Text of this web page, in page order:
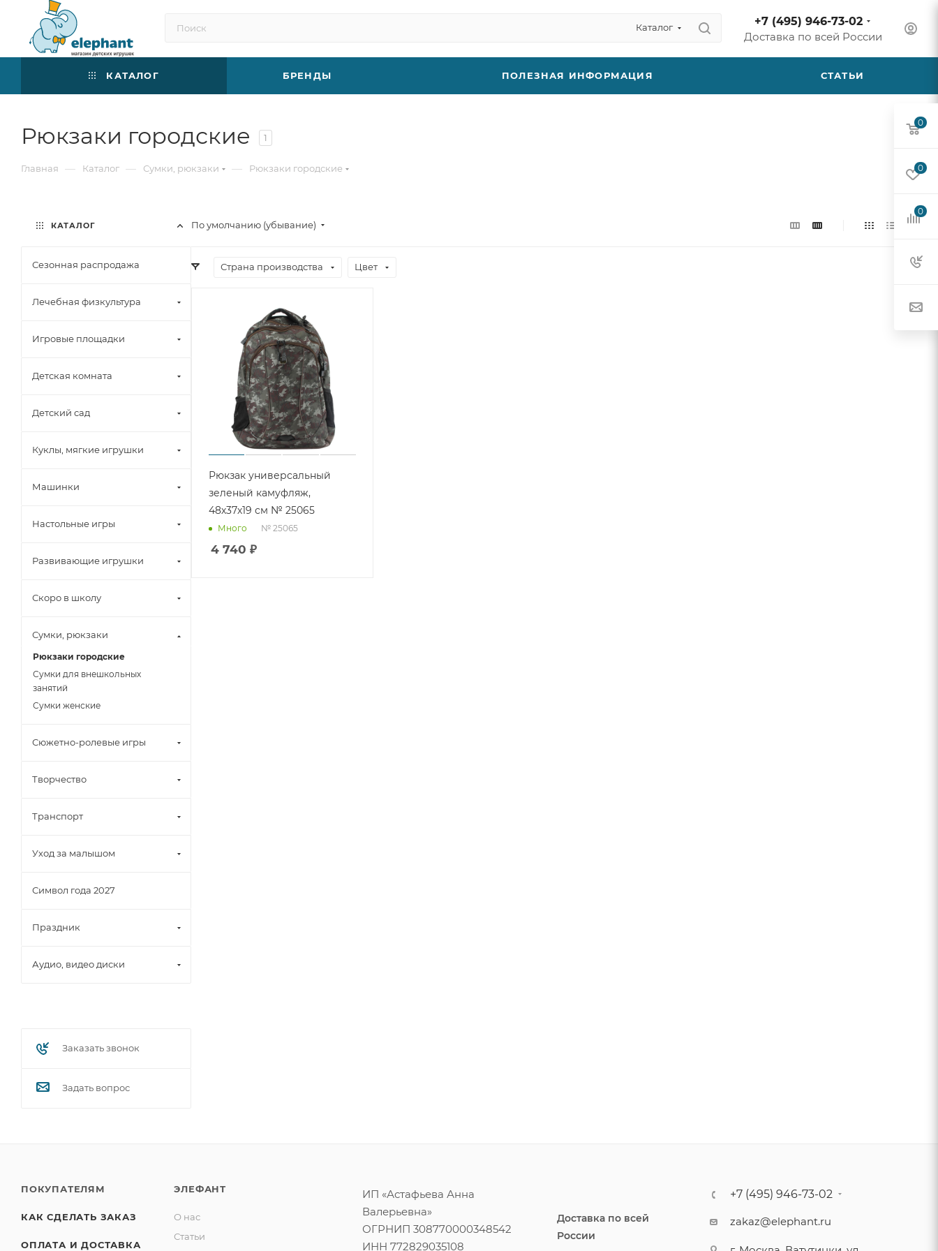
Каталог
+7 (495) 946-73-02
Доставка по всей России
КАТАЛОГ БРЕНДЫ ПОЛЕЗНАЯ ИНФОРМАЦИЯ СТАТЬИ
Рюкзаки городские 1
Главная — Каталог — Сумки, рюкзаки — Рюкзаки городские
По умолчанию (убывание)
Страна производства Цвет
Рюкзак универсальный
зеленый камуфляж,
48х37х19 см № 25065
Много № 25065
4 740 ₽
КАТАЛОГ
Сезонная распродажа
Лечебная физкультура
Игровые площадки
Детская комната
Детский сад
Куклы, мягкие игрушки
Машинки
Настольные игры
Развивающие игрушки
Скоро в школу
Сумки, рюкзаки
Рюкзаки городские
Сумки для внешкольных
занятий
Сумки женские
Сюжетно-ролевые игры
Творчество
Транспорт
Уход за малышом
Символ года 2027
Праздник
Аудио, видео диски
Заказать звонок
Задать вопрос
ПОКУПАТЕЛЯМ
КАК СДЕЛАТЬ ЗАКАЗ
ОПЛАТА И ДОСТАВКА
ЭЛЕФАНТ
О нас
Статьи
ИП «Астафьева Анна
Валерьевна»
ОГРНИП 308770000348542
ИНН 772829035108
Доставка по всей
России
+7 (495) 946-73-02
zakaz@elephant.ru
0
0
0